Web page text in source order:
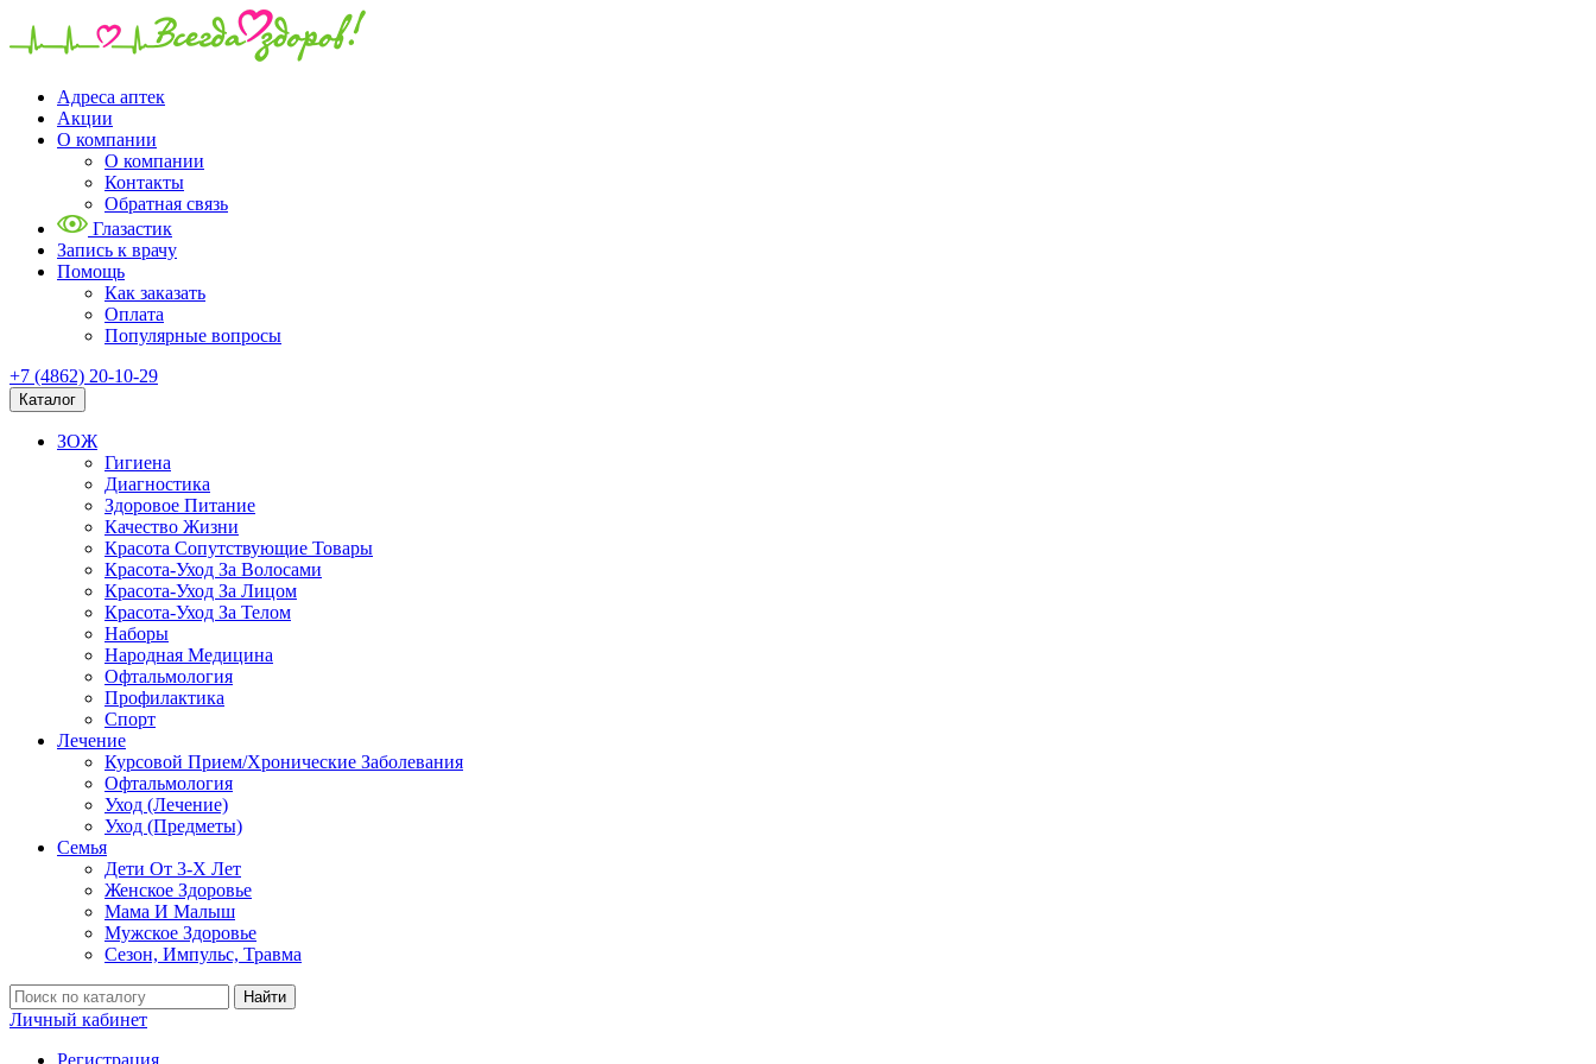
Адреса аптек
Акции
О компании
О компании
Контакты
Обратная связь
Глазастик
Запись к врачу
Помощь
Как заказать
Оплата
Популярные вопросы
+7 (4862) 20-10-29
Каталог
ЗОЖ
Гигиена
Диагностика
Здоровое Питание
Качество Жизни
Красота Сопутствующие Товары
Красота-Уход За Волосами
Красота-Уход За Лицом
Красота-Уход За Телом
Наборы
Народная Медицина
Офтальмология
Профилактика
Спорт
Лечение
Курсовой Прием/Хронические Заболевания
Офтальмология
Уход (Лечение)
Уход (Предметы)
Семья
Дети От 3-Х Лет
Женское Здоровье
Мама И Малыш
Мужское Здоровье
Сезон, Импульс, Травма
Найти
Личный кабинет
Регистрация